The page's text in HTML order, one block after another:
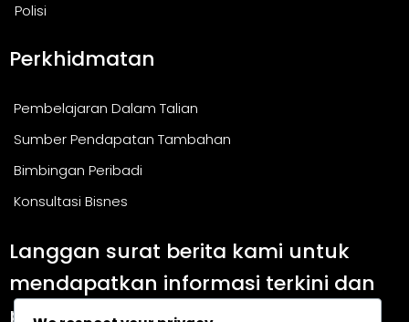
Polisi
Perkhidmatan
Pembelajaran Dalam Talian
Sumber Pendapatan Tambahan
Bimbingan Peribadi
Konsultasi Bisnes
Langgan surat berita kami untuk
mendapatkan informasi terkini dan
panduan berguna.